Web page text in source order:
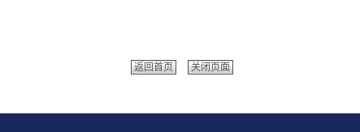
返回首页 关闭页面